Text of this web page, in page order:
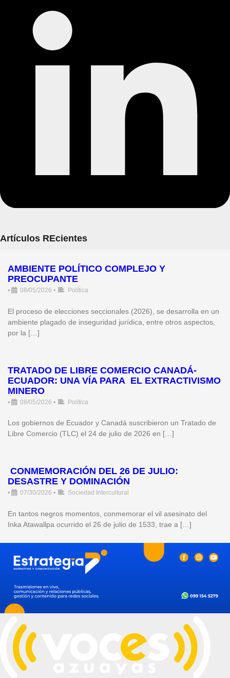
Artículos REcientes
AMBIENTE POLÍTICO COMPLEJO Y
PREOCUPANTE
• 08/05/2026 • Política
El proceso de elecciones seccionales (2026), se desarrolla en un
ambiente plagado de inseguridad jurídica, entre otros aspectos,
por la […]
TRATADO DE LIBRE COMERCIO CANADÁ-
ECUADOR: UNA VÍA PARA EL EXTRACTIVISMO
MINERO
• 08/05/2026 • Política
Los gobiernos de Ecuador y Canadá suscribieron un Tratado de
Libre Comercio (TLC) el 24 de julio de 2026 en […]
CONMEMORACIÓN DEL 26 DE JULIO:
DESASTRE Y DOMINACIÓN
• 07/30/2026 • Sociedad Intercultural
En tantos negros momentos, conmemorar el vil asesinato del
Inka Atawallpa ocurrido el 26 de julio de 1533, trae a […]